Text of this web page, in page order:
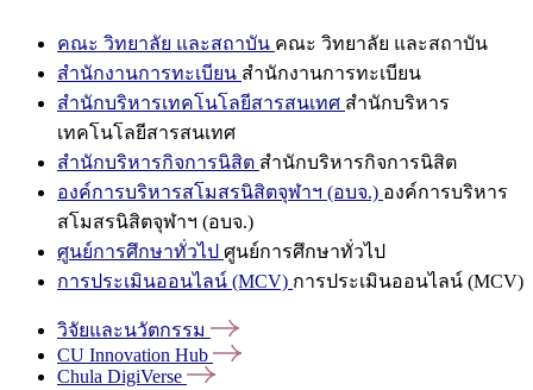
คณะ วิทยาลัย และสถาบัน คณะ วิทยาลัย และสถาบัน
สำนักงานการทะเบียน สำนักงานการทะเบียน
สำนักบริหารเทคโนโลยีสารสนเทศ สำนักบริหาร
เทคโนโลยีสารสนเทศ
สำนักบริหารกิจการนิสิต สำนักบริหารกิจการนิสิต
องค์การบริหารสโมสรนิสิตจุฬาฯ (อบจ.) องค์การบริหาร
สโมสรนิสิตจุฬาฯ (อบจ.)
ศูนย์การศึกษาทั่วไป ศูนย์การศึกษาทั่วไป
การประเมินออนไลน์ (MCV) การประเมินออนไลน์ (MCV)
วิจัยและนวัตกรรม
CU Innovation Hub
Chula DigiVerse